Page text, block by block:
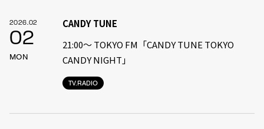
2026.02
02
MON
TV.RADIO
CANDY TUNE
21:00〜 TOKYO FM「CANDY TUNE TOKYO
CANDY NIGHT」